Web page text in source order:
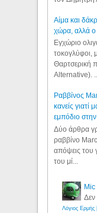
Αίμα και
χώρα, αλλά ο
Εγχώριο
τοκογλύφοι,
Θαρτσερική
Alternative).
Ραββίνος
κανείς γιατί
εμπόδιο
Δύο άρθρα
ραββίνο
απόψεις του
του μί...
Mic
Δεν